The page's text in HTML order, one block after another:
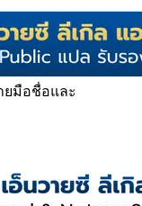
ยมือชื่อและ